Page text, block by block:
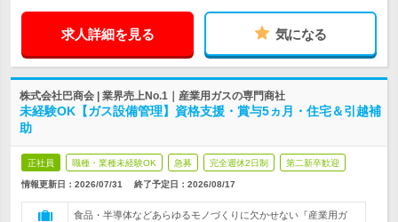
求人詳細を見る 気になる
株式会社巴商会 | 業界売上No.1｜産業用ガスの専門商社
未経験OK【ガス設備管理】資格支援・賞与5ヵ月・住宅＆引越補
助
正社員 職種・業種未経験OK 急募 完全週休2日制 第二新卒歓迎
情報更新日：2026/07/31 終了予定日： 2026/08/17
食品・半導体などあらゆるモノづくりに欠かせない『産業用ガ